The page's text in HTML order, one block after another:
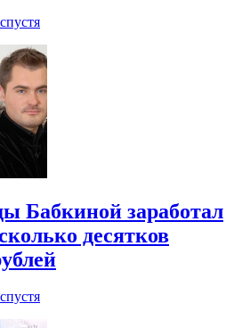
Бабкиной заработал
десятков